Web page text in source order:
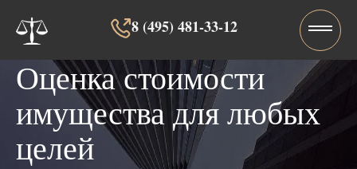
8 (495) 481-33-12‬‬
Оценка стоимости
имущества для любых
целей